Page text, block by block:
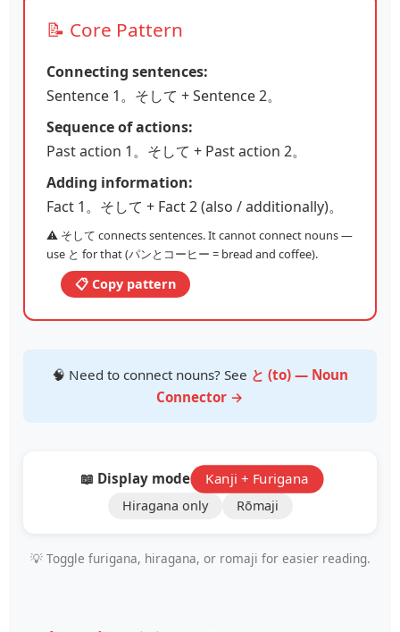
📝 Core Pattern
Connecting sentences:
Sentence 1。そして + Sentence 2。
Sequence of actions:
Past action 1。そして + Past action 2。
Adding information:
Fact 1。そして + Fact 2 (also / additionally)。
⚠️ そして connects sentences. It cannot connect nouns —
use と for that (パンとコーヒー = bread and coffee).
📋 Copy pattern
🧠 Need to connect nouns? See と (to) — Noun
Connector →
📖 Display mode: Kanji + Furigana
Hiragana only Rōmaji
💡 Toggle furigana, hiragana, or romaji for easier reading.